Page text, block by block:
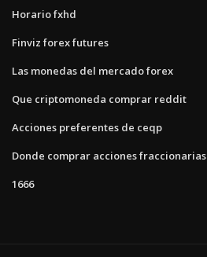
Horario fxhd
Finviz forex futures
Las monedas del mercado forex
Que criptomoneda comprar reddit
Acciones preferentes de ceqp
Donde comprar acciones fraccionarias
1666